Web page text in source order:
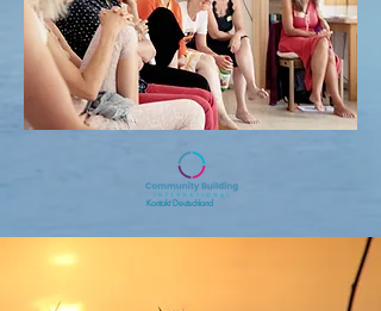
Kontakt Deutschland